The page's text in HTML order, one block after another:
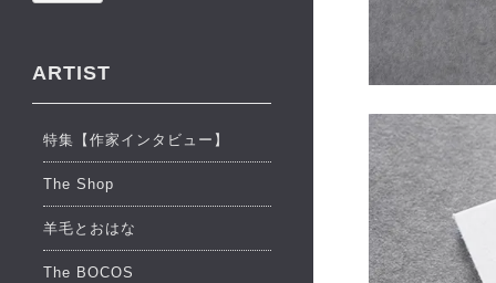
ARTIST
特集【作家インタビュー】
The Shop
羊毛とおはな
The BOCOS